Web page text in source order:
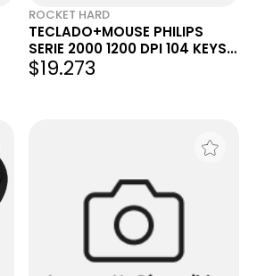
ROCKET HARD
TECLADO+MOUSE PHILIPS
SERIE 2000 1200 DPI 104 KEYS
BLACK
$19.273